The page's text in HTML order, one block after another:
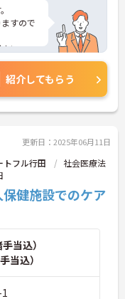
すので
い。
紹介してもらう
更新日：2025年06月11日
フル行田
社会医療法
健施設でのケア
当込）
当込）